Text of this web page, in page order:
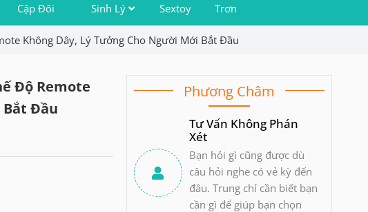
Cặp Đôi Sinh Lý Sextoy Trơn
Không Dây, Lý Tưởng Cho Người Mới Bắt Đầu
Độ Remote
Bắt Đầu
Phương Châm
Tư Vấn Không Phán
Xét
Bạn hỏi gì cũng được dù
câu hỏi nghe có vẻ kỳ đến
đâu. Trung chỉ cần biết bạn
cần gì để giúp bạn chọn